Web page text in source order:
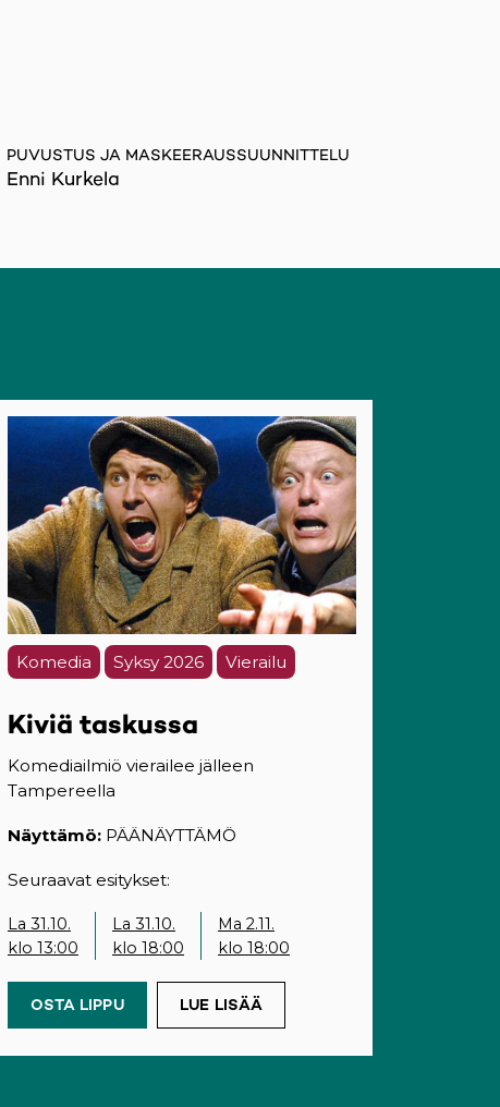
PUVUSTUS JA MASKEERAUSSUUNNITTELU
Enni Kurkela
Komedia Syksy 2026 Vierailu
Kiviä taskussa
Komediailmiö vierailee jälleen
Tampereella
Näyttämö: PÄÄNÄYTTÄMÖ
Seuraavat esitykset:
La 31.10.
klo 13:00
La 31.10.
klo 18:00
Ma 2.11.
klo 18:00
OSTA LIPPU(OPENS IN A NEW TAB)
LUE LISÄÄ